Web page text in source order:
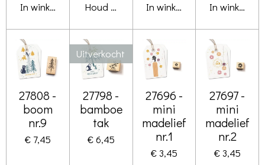
In winkelwagenHoud mij op de hoogte
In winkelwagenIn
27808 -
boom
nr.9
€ 7,45
Uitverkocht
27798 -
bamboe
tak
€ 6,45
27696 -
mini
madelief
nr.1
€ 3,45
27697 -
mini
madelief
nr.2
€ 3,45